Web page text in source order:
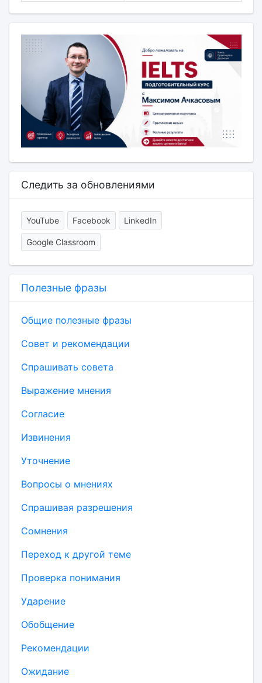
Следить за обновлениями
YouTube Facebook LinkedIn
Google Classroom
Полезные фразы
Общие полезные фразы
Совет и рекомендации
Спрашивать совета
Выражение мнения
Согласие
Извинения
Уточнение
Вопросы о мнениях
Спрашивая разрешения
Сомнения
Переход к другой теме
Проверка понимания
Ударение
Обобщение
Рекомендации
Ожидание